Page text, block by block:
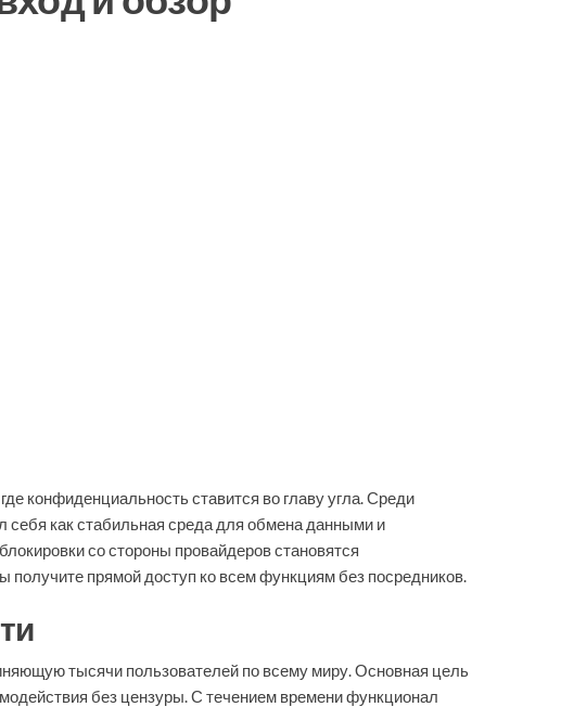
конфиденциальность ставится во главу угла. Среди
себя как стабильная среда для обмена данными и
со стороны провайдеров становятся
прямой доступ ко всем функциям без посредников.
тысячи пользователей по всему миру. Основная цель
без цензуры. С течением времени функционал